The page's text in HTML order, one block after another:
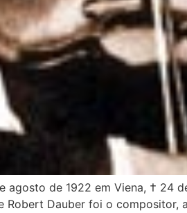
agosto de 1922 em Viena, † 24
Dauber foi o compositor,